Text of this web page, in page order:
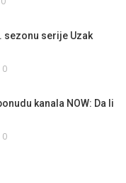
sezonu serije Uzak
0
kanala NOW: Da li
0